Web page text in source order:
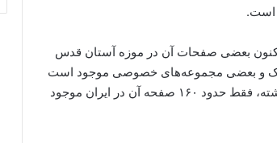
است.
اکنون بعضی صفحات آن در موزه آستان قدس
ملک و بعضی مجموعه‌های خصوصی موجود است
و منسوب به وی می‌دانند. از ۸۰۰ و اندی صفحه‌ای که قرآن بایسنغری داشته، فقط حدود ۱۶۰ صفحه آن در ایران موجود